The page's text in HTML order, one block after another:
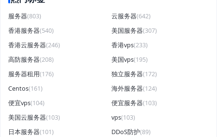
服务器(803) 云服务器(642)
香港服务器(540) 美国服务器(307)
香港云服务器(246) 香港vps(233)
高防服务器(208) 美国vps(195)
服务器租用(176) 独立服务器(172)
Centos(161) 海外服务器(124)
便宜vps(104) 便宜服务器(103)
美国云服务器(103) vps(103)
日本服务器(101) DDoS防护(89)